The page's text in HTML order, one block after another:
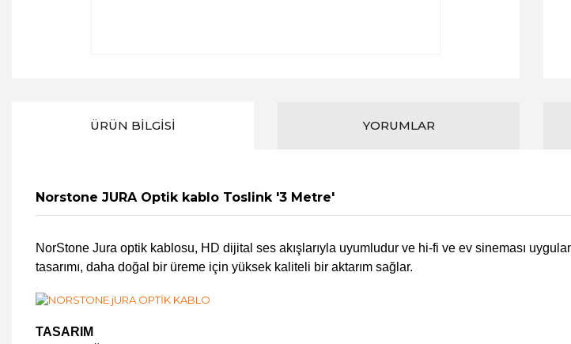
ÜRÜN BILGISI YORUMLAR
Norstone JURA Optik kablo Toslink '3 Metre'
NorStone Jura optik kablosu, HD dijital ses akışlarıyla uyumludur ve hi-fi ve ev sineması
tasarımı, daha doğal bir üreme için yüksek kaliteli bir aktarım sağlar.
TASARIM